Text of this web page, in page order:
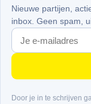
Nieuwe partijen,
inbox. Geen spam,
Door je in te schrijven